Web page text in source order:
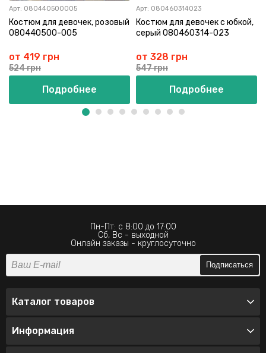
Арт: 080440500005
Костюм для девочек, розовый
080440500-005
от 419 грн
524 грн
Подробнее
Арт: 080460314023
Костюм для девочек с юбкой,
серый 080460314-023
от 328 грн
547 грн
Подробнее
Пн-Пт: с 8:00 до 17:00
Сб, Вс - выходной
Онлайн заказы - круглосуточно
Подписаться
Каталог товаров
Информация